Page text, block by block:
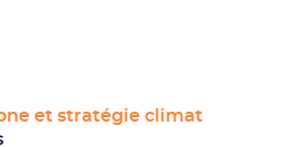
et stratégie climat